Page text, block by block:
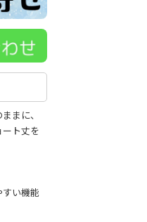
まに、
ト丈を
い機能